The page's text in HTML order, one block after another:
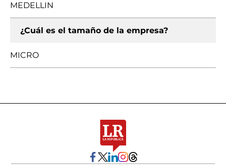
MEDELLIN
¿Cuál es el tamaño de la empresa?
MICRO